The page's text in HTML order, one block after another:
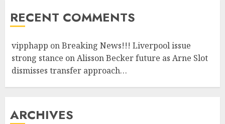
RECENT COMMENTS
vipphapp onBreaking News!!! Liverpool issue
strong stance on Alisson Becker future as Arne Slot
dismisses transfer approach…
ARCHIVES